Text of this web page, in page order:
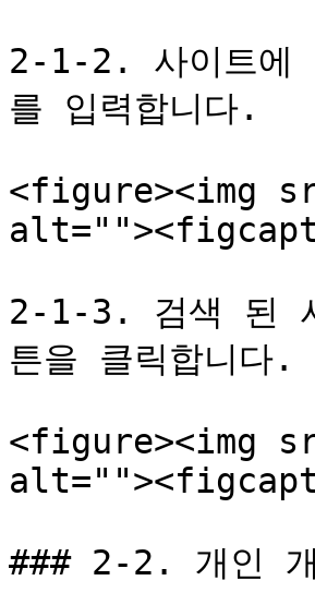
2-1-2. 사이트에
를 입력합니다.
<figure><img
2-1-3. 검색 된
튼을 클릭합니다.
<figure><img
### 2-2. 개인 개